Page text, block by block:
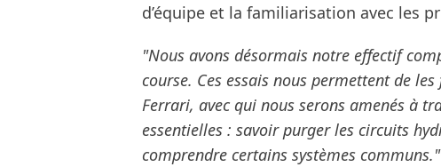
d’équipe et la familiarisation avec les
"Nous avons désormais notre effectif
course. Ces essais nous permettent de
Ferrari, avec qui nous serons amenés à
essentielles : savoir purger les circuits
comprendre certains systèmes communs."